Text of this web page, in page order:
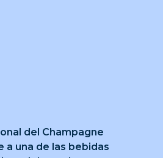
del Champagne
a una de las bebidas